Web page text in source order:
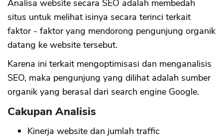
Analisa website secara SEO adalah membedah
situs untuk melihat isinya secara terinci terkait
faktor - faktor yang mendorong pengunjung organik
datang ke website tersebut.
Karena ini terkait mengoptimisasi dan menganalisis
SEO, maka pengunjung yang dilihat adalah sumber
organik yang berasal dari search engine Google.
Cakupan Analisis
Kinerja website dan jumlah traffic